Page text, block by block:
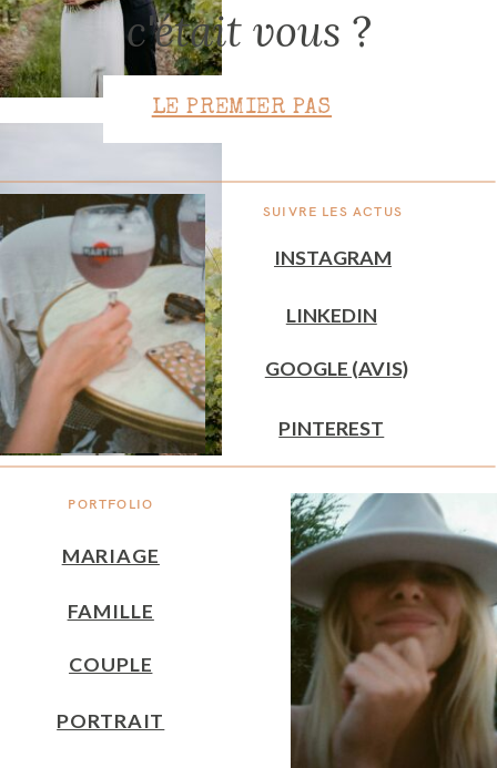
PORTFOLIO
SUIVRE LES ACTUS
c'était vous ?
MARIAGE
INSTAGRAM
GOOGLE (AVIS)
FAMILLE
PINTEREST
COUPLE
LINKEDIN
PORTRAIT
LE PREMIER PAS